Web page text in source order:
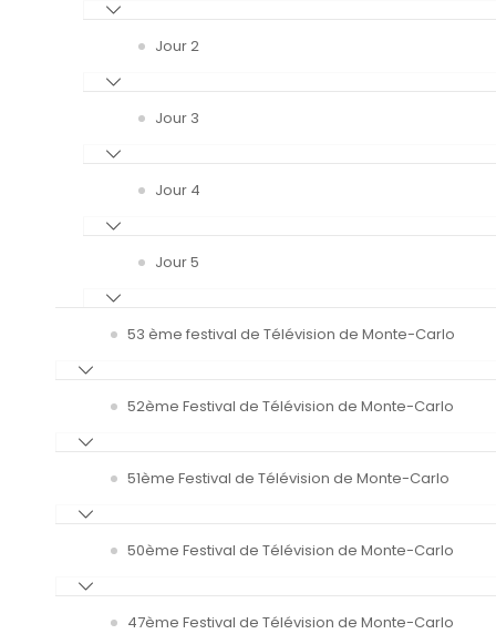
Jour 2
Jour 3
Jour 4
Jour 5
53 ème festival de Télévision de Monte-Carlo
52ème Festival de Télévision de Monte-Carlo
51ème Festival de Télévision de Monte-Carlo
50ème Festival de Télévision de Monte-Carlo
47ème Festival de Télévision de Monte-Carlo